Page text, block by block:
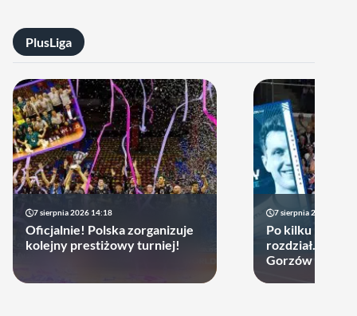
PlusLiga
7 sierpnia 2026 14:18
Oficjalnie! Polska zorganizuje
kolejny prestiżowy turniej!
7 sierpnia 2026 13:49
Po kilku latach
rozdział.
Gorzów może